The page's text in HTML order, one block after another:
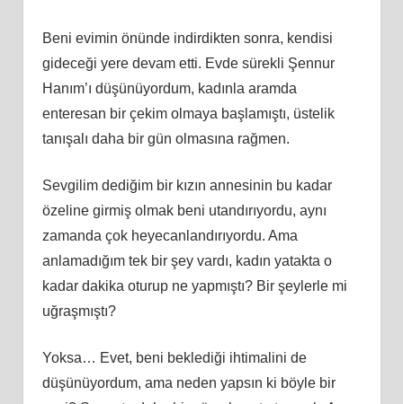
Beni evimin önünde indirdikten sonra, kendisi
gideceği yere devam etti. Evde sürekli Şennur
Hanım’ı düşünüyordum, kadınla aramda
enteresan bir çekim olmaya başlamıştı, üstelik
tanışalı daha bir gün olmasına rağmen.
Sevgilim dediğim bir kızın annesinin bu kadar
özeline girmiş olmak beni utandırıyordu, aynı
zamanda çok heyecanlandırıyordu. Ama
anlamadığım tek bir şey vardı, kadın yatakta o
kadar dakika oturup ne yapmıştı? Bir şeylerle mi
uğraşmıştı?
Yoksa… Evet, beni beklediği ihtimalini de
düşünüyordum, ama neden yapsın ki böyle bir